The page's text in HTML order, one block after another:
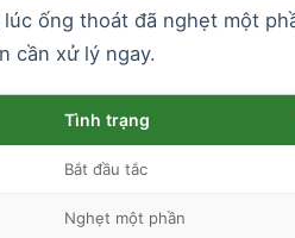
ống thoát đã nghẹt một
cần xử lý ngay.
Tình trạng
Bắt đầu tắc
Nghẹt một phần